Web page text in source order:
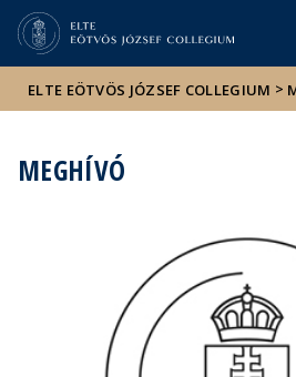
ELTE EÖTVÖS JÓZSEF COLLEGIUM >
MEGHÍVÓ